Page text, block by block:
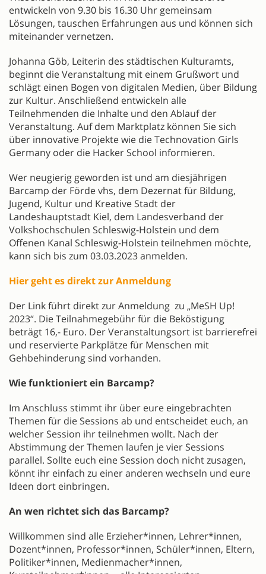
entwickeln von 9.30 bis 16.30 Uhr gemeinsam
Lösungen, tauschen Erfahrungen aus und können sich
miteinander vernetzen.
Johanna Göb, Leiterin des städtischen Kulturamts,
beginnt die Veranstaltung mit einem Grußwort und
schlägt einen Bogen von digitalen Medien, über Bildung
zur Kultur. Anschließend entwickeln alle
Teilnehmenden die Inhalte und den Ablauf der
Veranstaltung. Auf dem Marktplatz können Sie sich
über innovative Projekte wie die Technovation Girls
Germany oder die Hacker School informieren.
Wer neugierig geworden ist und am diesjährigen
Barcamp der Förde vhs, dem Dezernat für Bildung,
Jugend, Kultur und Kreative Stadt der
Landeshauptstadt Kiel, dem Landesverband der
Volkshochschulen Schleswig-Holstein und dem
Offenen Kanal Schleswig-Holstein teilnehmen möchte,
kann sich bis zum 03.03.2023 anmelden.
Hier geht es direkt zur Anmeldung
Der Link führt direkt zur Anmeldung zu „MeSH Up!
2023“. Die Teilnahmegebühr für die Beköstigung
beträgt 16,- Euro. Der Veranstaltungsort ist barrierefrei
und reservierte Parkplätze für Menschen mit
Gehbehinderung sind vorhanden.
Wie funktioniert ein Barcamp?
Im Anschluss stimmt ihr über eure eingebrachten
Themen für die Sessions ab und entscheidet euch, an
welcher Session ihr teilnehmen wollt. Nach der
Abstimmung der Themen laufen je vier Sessions
parallel. Sollte euch eine Session doch nicht zusagen,
könnt ihr einfach zu einer anderen wechseln und eure
Ideen dort einbringen.
An wen richtet sich das Barcamp?
Willkommen sind alle Erzieher*innen, Lehrer*innen,
Dozent*innen, Professor*innen, Schüler*innen, Eltern,
Politiker*innen, Medienmacher*innen,